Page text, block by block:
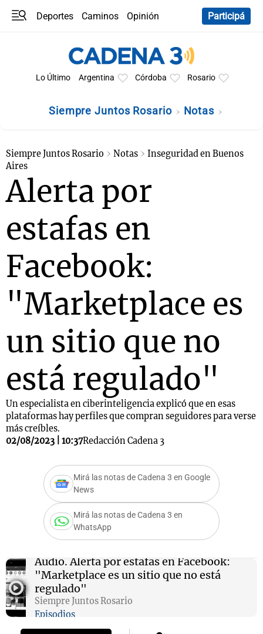
Deportes Caminos
Opinión
Participá
Lo Último Argentina Córdoba Rosario
Siempre Juntos Rosario Notas
Siempre Juntos Rosario Notas
Inseguridad en Buenos
Aires
Alerta por
estafas en
Facebook:
"Marketplace es
un sitio que no
está regulado"
Un especialista en ciberinteligencia explicó que en esas
plataformas hay perfiles que compran seguidores para verse
más creíbles.
02/08/2023 | 10:37Redacción Cadena 3
Mirá las notas de Cadena 3 en Google
News
Mirá las notas de Cadena 3 en
WhatsApp
Audio. Alerta por estafas en Facebook:
"Marketplace es un sitio que no está
regulado"
Siempre Juntos Rosario
Episodios
Notas
Mundial 2026
Notas